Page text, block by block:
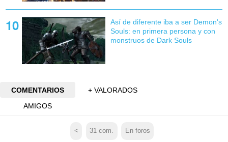
Así de diferente iba a ser Demon's
Souls: en primera persona y con
monstruos de Dark Souls
COMENTARIOS
+ VALORADOS
AMIGOS
< 31 com. En foros